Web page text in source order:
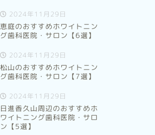
2024年11月29日
恵庭のおすすめホワイトニン
グ歯科医院・サロン【6選】
2024年11月29日
松山のおすすめホワイトニン
グ歯科医院・サロン【7選】
2024年11月29日
日進香久山周辺のおすすめホ
ワイトニング歯科医院・サロ
ン【5選】